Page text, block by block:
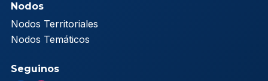
Nodos
Nodos Territoriales
Nodos Temáticos
Seguinos